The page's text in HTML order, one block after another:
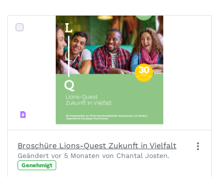
Broschüre Lions-Quest Zukunft in Vielfalt
Geändert vor 5 Monaten von Chantal Josten.
Genehmigt